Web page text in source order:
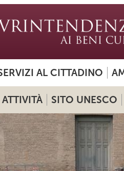
AL CITTADINO
ATTIVITÀ SITO UNESCO